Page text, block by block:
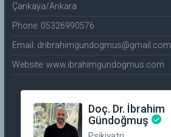
Çankaya/Ankara
Phone: 05326990576
Email: dribrahimgundogmus@gmail.com
Website: www.ibrahimgundogmus.com